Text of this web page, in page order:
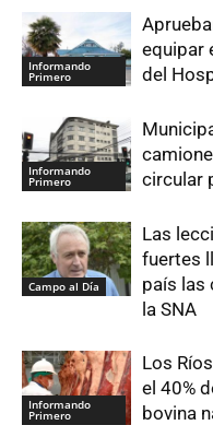
Informando
Primero
equipar
del
Informando
Primero
circular
Campo al Día
Las
fuertes
país las
la SNA
Informando
Primero
Los
el 40%
bovina